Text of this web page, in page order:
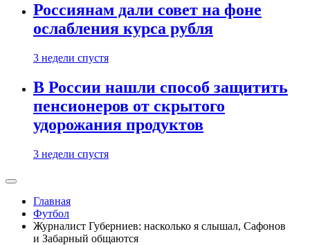
Россиянам дали совет на фоне
ослабления курса рубля
3 недели спустя
В России нашли способ защитить
пенсионеров от скрытого
удорожания продуктов
3 недели спустя
Главная
Футбол
Журналист Губерниев: насколько я слышал, Сафонов
и Забарный общаются